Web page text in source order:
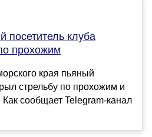
посетитель клуба
прохожим
края пьяный
стрельбу по прохожим и
Как сообщает Telegram-канал